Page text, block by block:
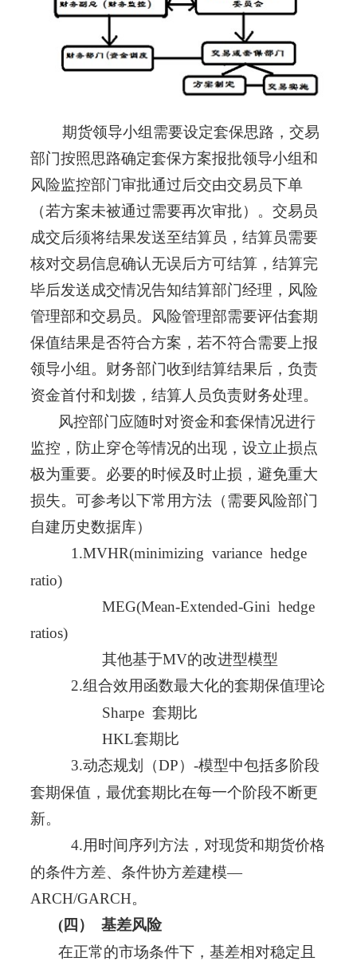
期货领导小组需要设定套保思路，交易
部门按照思路确定套保方案报批领导小组和
风险监控部门审批通过后交由交易员下单
（若方案未被通过需要再次审批）。交易员
成交后须将结果发送至结算员，结算员需要
核对交易信息确认无误后方可结算，结算完
毕后发送成交情况告知结算部门经理，风险
管理部和交易员。风险管理部需要评估套期
保值结果是否符合方案，若不符合需要上报
领导小组。财务部门收到结算结果后，负责
资金首付和划拨，结算人员负责财务处理。
风控部门应随时对资金和套保情况进行
监控，防止穿仓等情况的出现，设立止损点
极为重要。必要的时候及时止损，避免重大
损失。可参考以下常用方法（需要风险部门
自建历史数据库）
1.MVHR(minimizing variance hedge
ratio)
MEG(Mean-Extended-Gini hedge
ratios)
其他基于MV的改进型模型
2.组合效用函数最大化的套期保值理论
Sharpe 套期比
HKL套期比
3.动态规划（DP）-模型中包括多阶段
套期保值，最优套期比在每一个阶段不断更
新。
4.用时间序列方法，对现货和期货价格
的条件方差、条件协方差建模—
ARCH/GARCH。
(四） 基差风险
在正常的市场条件下，基差相对稳定且